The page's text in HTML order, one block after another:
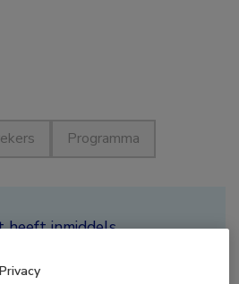
Programma
heeft inmiddels